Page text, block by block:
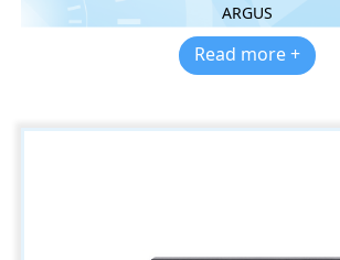
ARGUS
Read more +